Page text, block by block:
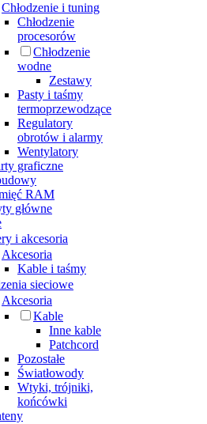
Chłodzenie i tuning
Chłodzenie
procesorów
Chłodzenie
wodne
Zestawy
Pasty i taśmy
termoprzewodzące
Regulatory
obrotów i alarmy
Wentylatory
graficzne
RAM
główne
i akcesoria
Akcesoria
Kable i taśmy
sieciowe
Akcesoria
Kable
Inne kable
Patchcord
Pozostałe
Światłowody
Wtyki, trójniki,
końcówki